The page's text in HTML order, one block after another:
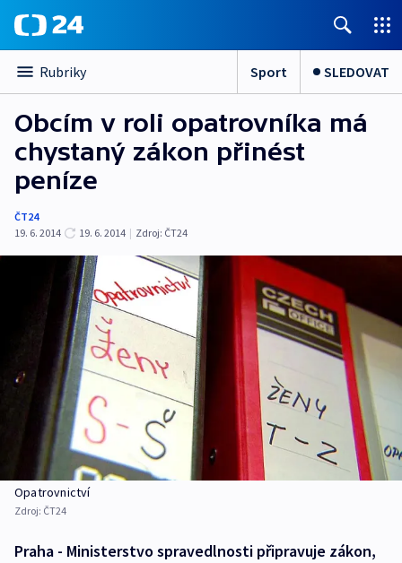
Rubriky Sport SLEDOVAT
Obcím v roli opatrovníka má
chystaný zákon přinést
peníze
ČT24
19. 6. 2014
19. 6. 2014 | Zdroj: ČT24
Opatrovnictví
Zdroj: ČT24
Praha - Ministerstvo spravedlnosti připravuje zákon,